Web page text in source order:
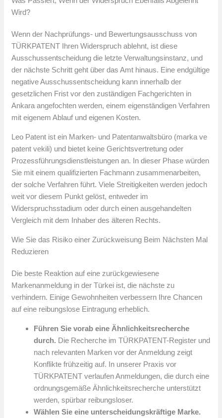
Wird?
Wenn der Nachprüfungs- und Bewertungsausschuss von
TÜRKPATENT Ihren Widerspruch ablehnt, ist diese
Ausschussentscheidung die letzte Verwaltungsinstanz, und
der nächste Schritt geht über das Amt hinaus. Eine endgültige
negative Ausschussentscheidung kann innerhalb der
gesetzlichen Frist vor den zuständigen Fachgerichten in
Ankara angefochten werden, einem eigenständigen Verfahren
mit eigenem Ablauf und eigenen Kosten.
Leo Patent ist ein Marken- und Patentanwaltsbüro (marka ve
patent vekili) und bietet keine Gerichtsvertretung oder
Prozessführungsdienstleistungen an. In dieser Phase würden
Sie mit einem qualifizierten Fachmann zusammenarbeiten,
der solche Verfahren führt. Viele Streitigkeiten werden jedoch
weit vor diesem Punkt gelöst, entweder im
Widerspruchsstadium oder durch einen ausgehandelten
Vergleich mit dem Inhaber des älteren Rechts.
Wie Sie das Risiko einer Zurückweisung Beim Nächsten Mal
Reduzieren
Die beste Reaktion auf eine zurückgewiesene
Markenanmeldung in der Türkei ist, die nächste zu
verhindern. Einige Gewohnheiten verbessern Ihre Chancen
auf eine reibungslose Eintragung erheblich.
Führen Sie vorab eine Ähnlichkeitsrecherche
durch. Die Recherche im TÜRKPATENT-Register und
nach relevanten Marken vor der Anmeldung zeigt
Konflikte frühzeitig auf. In unserer Praxis vor
TÜRKPATENT verlaufen Anmeldungen, die durch eine
ordnungsgemäße Ähnlichkeitsrecherche unterstützt
werden, spürbar reibungsloser.
Wählen Sie eine unterscheidungskräftige Marke.